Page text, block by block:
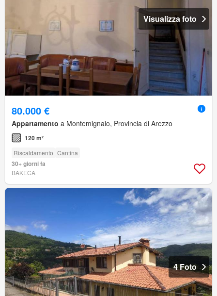
Visualizza foto
80.000 €
Appartamento a Montemignaio, Provincia di Arezzo
120 m²
Riscaldamento Cantina
30+ giorni fa
BAKECA
4 Foto